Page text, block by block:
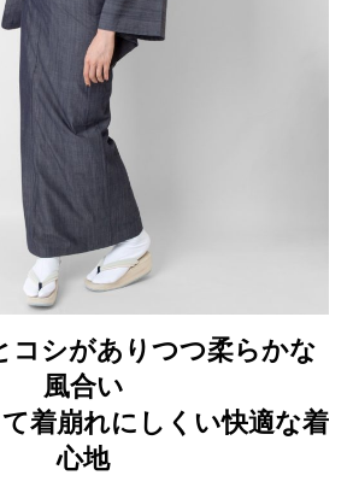
コシがありつつ柔らかな
風合い
着崩れにしくい快適な着
心地